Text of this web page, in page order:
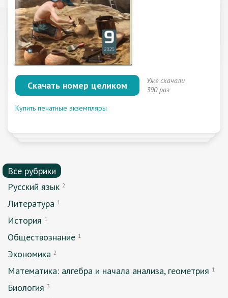
Скачать номер целиком
Уже скачали
390 раз
Купить печатные экземпляры
Все рубрики
Русский язык 2
Литература 1
История 1
Обществознание 1
Экономика 2
Математика: алгебра и начала анализа, геометрия 1
Биология 3